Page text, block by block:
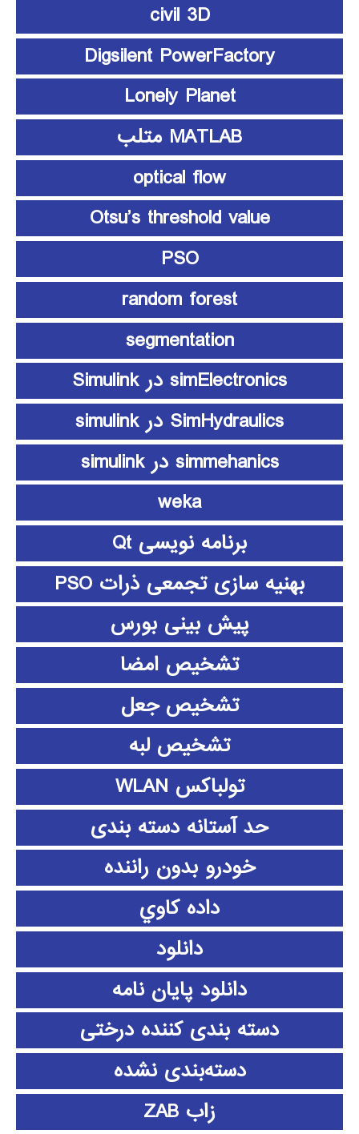
civil 3D
Digsilent PowerFactory
Lonely Planet
MATLAB متلب
optical flow
Otsu’s threshold value
PSO
random forest
segmentation
simElectronics در Simulink
SimHydraulics در simulink
simmehanics در simulink
weka
برنامه نویسی Qt
بهنیه سازی تجمعی ذرات PSO
پیش بینی بورس
تشخیص امضا
تشخیص جعل
تشخیص لبه
تولباکس WLAN
حد آستانه دسته بندی
خودرو بدون راننده
داده كاوي
دانلود
دانلود پايان نامه
دسته بندی کننده درختی
دسته‌بندی نشده
زاب ZAB